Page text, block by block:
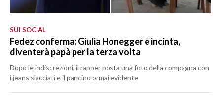
SUI SOCIAL
Fedez conferma: Giulia Honegger è incinta,
diventerà papà per la terza volta
Dopo le indiscrezioni, il rapper posta una foto della compagna con
i jeans slacciati e il pancino ormai evidente